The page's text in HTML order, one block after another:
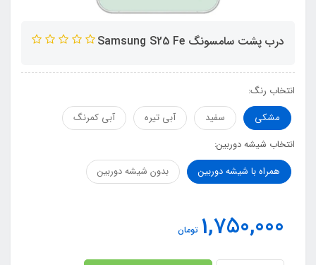
درب پشت سامسونگ Samsung S25 Fe
انتخاب رنگ:
مشکی
سفید آبی تیره
آبی کمرنگ
انتخاب شیشه دوربین:
همراه با شیشه دوربین
بدون شیشه دوربین
1,750,000 تومان